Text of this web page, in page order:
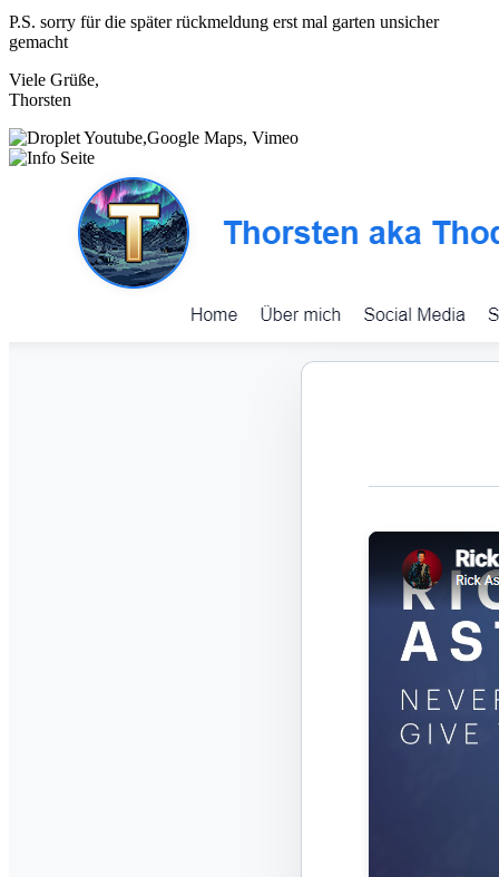
P.S. sorry für die später rückmeldung erst mal garten unsicher
gemacht
Viele Grüße,
Thorsten